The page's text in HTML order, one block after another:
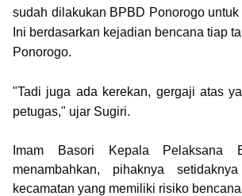
sudah dilakukan BPBD Ponorogo
Ini berdasarkan kejadian bencana tiap
Ponorogo.
"Tadi juga ada kerekan, gergaji atas
petugas," ujar Sugiri.
Imam Basori Kepala Pelaksana
menambahkan, pihaknya
kecamatan yang memiliki risiko